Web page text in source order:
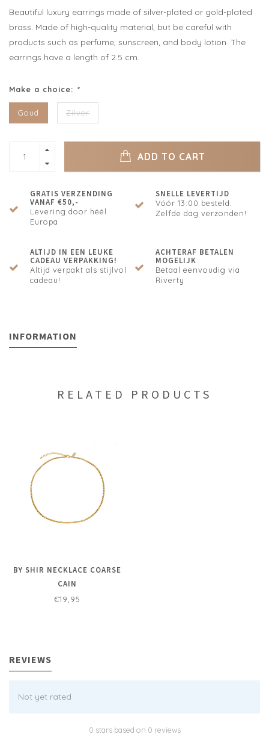
Beautiful luxury earrings made of silver-plated or gold-plated
brass. Made of high-quality material, but be careful with
products such as perfume, sunscreen, and body lotion. The
earrings have a length of 2.5 cm.
Make a choice: *
Goud Zilver
ADD TO CART
GRATIS VERZENDING
VANAF €50,-
Levering door héél
Europa
SNELLE LEVERTIJD
Vóór 13:00 besteld.
Zelfde dag verzonden!
ALTIJD IN EEN LEUKE
CADEAU VERPAKKING!
Altijd verpakt als stijlvol
cadeau!
ACHTERAF BETALEN
MOGELIJK
Betaal eenvoudig via
Riverty
INFORMATION
RELATED PRODUCTS
BY SHIR NECKLACE COARSE
CAIN
€19,95
REVIEWS
Not yet rated
0 stars based on 0 reviews